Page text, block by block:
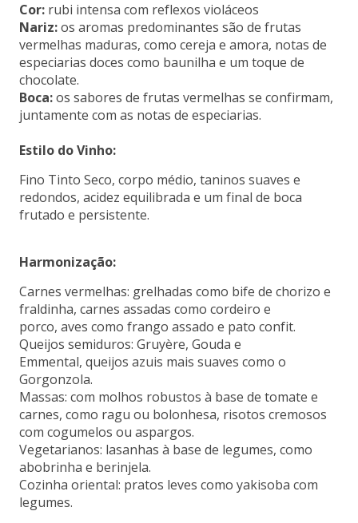
Cor: rubi intensa com reflexos violáceos
Nariz:os aromas predominantes são de frutas
vermelhas maduras, como cereja e amora, notas de
especiarias doces como baunilha e um toque de
chocolate.
Boca:os sabores de frutas vermelhas se confirmam,
juntamente com as notas de especiarias.
Estilo do Vinho:
Fino Tinto Seco, corpo médio, taninos suaves e
redondos, acidez equilibrada e um final de boca
frutado e persistente.
Harmonização:
Carnes vermelhas: grelhadas como bife de chorizo e
fraldinha, carnes assadas como cordeiro e
porco, aves como frango assado e pato confit.
Queijos semiduros: Gruyère, Gouda e
Emmental, queijos azuis mais suaves como o
Gorgonzola.
Massas: com molhos robustos à base de tomate e
carnes, como ragu ou bolonhesa, risotos cremosos
com cogumelos ou aspargos.
Vegetarianos: lasanhas à base de legumes, como
abobrinha e berinjela.
Cozinha oriental: pratos leves como yakisoba com
legumes.